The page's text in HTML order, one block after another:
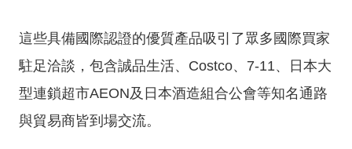
全
政
策
政
府
這些具備國際認證的優質產品吸引了眾多國際買家
駐足洽談，包含誠品生活、Costco、7-11、日本大
型連鎖超市AEON及日本酒造組合公會等知名通路
與貿易商皆到場交流。